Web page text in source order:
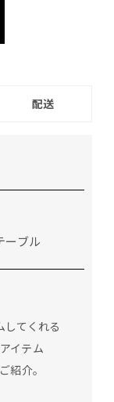
配送
ーブル
してくれる
イテム
紹介。